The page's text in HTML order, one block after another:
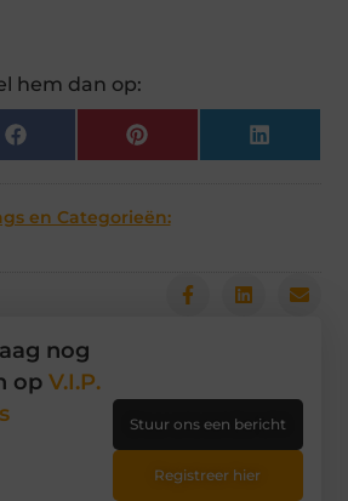
hem dan op:
Facebook Pinterest LinkedIn
en Categorieën:
nog
op V.I.P.
Stuur ons een bericht
Registreer hier